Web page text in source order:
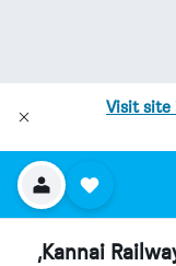
Visit site
מלונות בקרבת מקום Kannai Railway Station,